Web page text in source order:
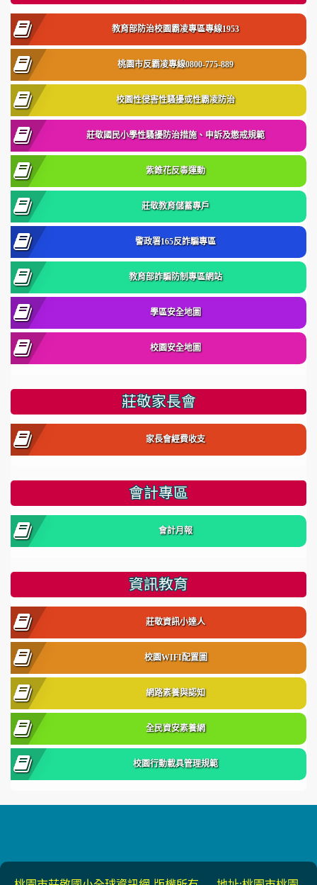
教育部防治校園霸凌專區專線1953
桃園市反霸凌專線0800-775-889
校園性侵害性騷擾或性霸凌防治
莊敬國民小學性騷擾防治措施、申訴及懲戒規範
紫錐花反毒運動
莊敬教育儲蓄專戶
警政署165反詐騙專區
教育部詐騙防制專區網站
學區安全地圖
校園安全地圖
莊敬家長會
家長會經費收支
會計專區
會計月報
資訊教育
莊敬資訊小達人
校園WIFI配置圖
網路素養與認知
全民資安素養網
校園行動載具管理規範